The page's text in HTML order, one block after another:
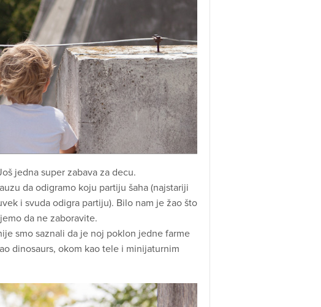
jedna super zabava za decu.
da odigramo koju partiju šaha (najstariji
i svuda odigra partiju). Bilo nam je žao što
da ne zaboravite.
smo saznali da je noj poklon jedne farme
dinosaurs, okom kao tele i minijaturnim